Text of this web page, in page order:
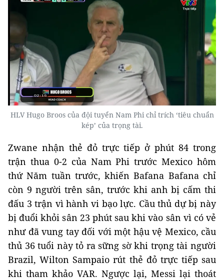
HLV Hugo Broos của đội tuyển Nam Phi chỉ trích ‘tiêu chuẩn
kép’ của trọng tài.
Zwane nhận thẻ đỏ trực tiếp ở phút 84 trong
trận thua 0-2 của Nam Phi trước Mexico hôm
thứ Năm tuần trước, khiến Bafana Bafana chỉ
còn 9 người trên sân, trước khi anh bị cấm thi
đấu 3 trận vì hành vi bạo lực. Cầu thủ dự bị này
bị đuổi khỏi sân 23 phút sau khi vào sân vì có vẻ
như đã vung tay đối với một hậu vệ Mexico, cầu
thủ 36 tuổi này tỏ ra sững sờ khi trọng tài người
Brazil, Wilton Sampaio rút thẻ đỏ trực tiếp sau
khi tham khảo VAR. Ngược lại, Messi lại thoát